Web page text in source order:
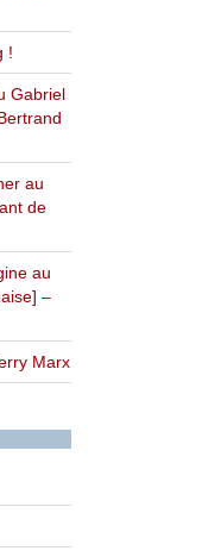
!
Gabriel
au
de
au
–
Marx